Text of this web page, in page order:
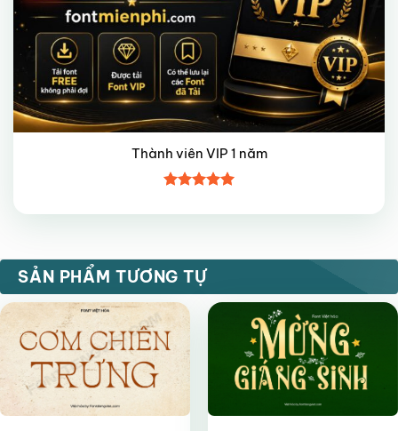
Thành viên VIP 1 năm
hạng55
SẢN PHẨM TƯƠNG TỰ
VIP